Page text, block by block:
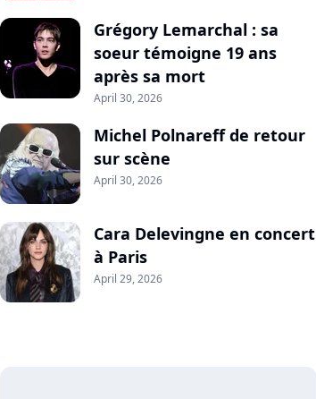
Grégory Lemarchal : sa
soeur témoigne 19 ans
après sa mort
April 30, 2026
Michel Polnareff de retour
sur scène
April 30, 2026
Cara Delevingne en concert
à Paris
April 29, 2026